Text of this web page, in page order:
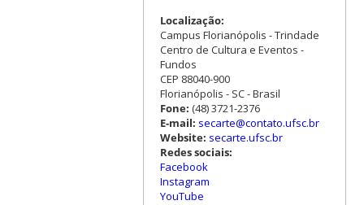
Localização:
Campus Florianópolis - Trindade
Centro de Cultura e Eventos -
Fundos
CEP 88040-900
Florianópolis - SC - Brasil
Fone: (48) 3721-2376
E-mail: secarte@contato.ufsc.br
Website: secarte.ufsc.br
Redes sociais:
Facebook
Instagram
YouTube